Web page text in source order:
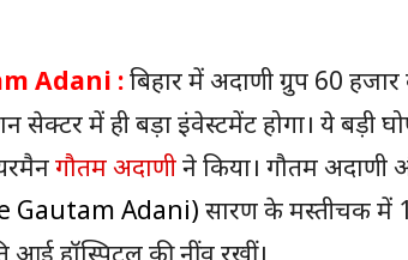
Adani :बिहार में अदाणी ग्रुप 60
में ही बड़ा इंवेस्टमेंट होगा। ये बड़ी
गौतम अदाणीने किया। गौतम अदाणी
Gautam Adani) सारण के मस्तीचक में
हॉस्पिटल की नींव रखीं।